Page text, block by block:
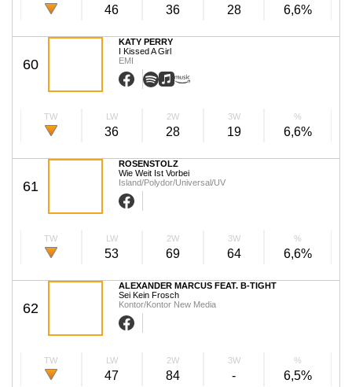
46 36 28 6,6%
60
KATY PERRY
I Kissed A Girl
EMI
TW LW
36
2W
28
3W
19
%
6,6%
61
ROSENSTOLZ
Wie Weit Ist Vorbei
Island/Polydor/Universal/UV
TW LW
53
2W
69
3W
64
%
6,6%
62
ALEXANDER MARCUS FEAT. B-TIGHT
Sei Kein Frosch
Kontor/Kontor New Media
TW LW
47
2W
84
3W
-
%
6,5%